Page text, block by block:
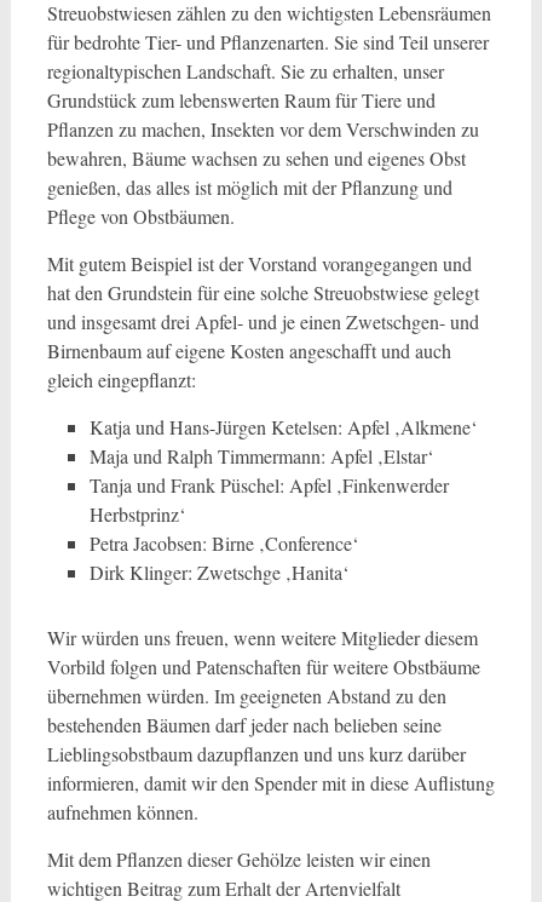
Streuobstwiesen zählen zu den wichtigsten Lebensräumen
für bedrohte Tier- und Pflanzenarten. Sie sind Teil unserer
regionaltypischen Landschaft. Sie zu erhalten, unser
Grundstück zum lebenswerten Raum für Tiere und
Pflanzen zu machen, Insekten vor dem Verschwinden zu
bewahren, Bäume wachsen zu sehen und eigenes Obst
genießen, das alles ist möglich mit der Pflanzung und
Pflege von Obstbäumen.
Mit gutem Beispiel ist der Vorstand vorangegangen und
hat den Grundstein für eine solche Streuobstwiese gelegt
und insgesamt drei Apfel- und je einen Zwetschgen- und
Birnenbaum auf eigene Kosten angeschafft und auch
gleich eingepflanzt:
Katja und Hans-Jürgen Ketelsen: Apfel ‚Alkmene‘
Maja und Ralph Timmermann: Apfel ‚Elstar‘
Tanja und Frank Püschel: Apfel ‚Finkenwerder
Herbstprinz‘
Petra Jacobsen: Birne ‚Conference‘
Dirk Klinger: Zwetschge ‚Hanita‘
Wir würden uns freuen, wenn weitere Mitglieder diesem
Vorbild folgen und Patenschaften für weitere Obstbäume
übernehmen würden. Im geeigneten Abstand zu den
bestehenden Bäumen darf jeder nach belieben seine
Lieblingsobstbaum dazupflanzen und uns kurz darüber
informieren, damit wir den Spender mit in diese Auflistung
aufnehmen können.
Mit dem Pflanzen dieser Gehölze leisten wir einen
wichtigen Beitrag zum Erhalt der Artenvielfalt